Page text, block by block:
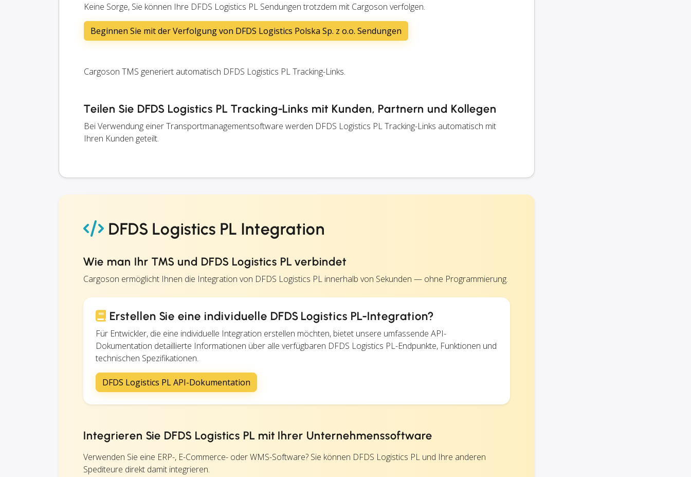
Keine Sorge, Sie können Ihre DFDS Logistics PL Sendungen trotzdem mit Cargoson verfolgen.
Beginnen Sie mit der Verfolgung von DFDS Logistics Polska Sp. z o.o. Sendungen
Cargoson TMS generiert automatisch DFDS Logistics PL Tracking-Links.
Teilen Sie DFDS Logistics PL Tracking-Links mit Kunden, Partnern und Kollegen
Bei Verwendung einer Transportmanagementsoftware werden DFDS Logistics PL Tracking-Links automatisch mit
Ihren Kunden geteilt.
DFDS Logistics PL Integration
Wie man Ihr TMS und DFDS Logistics PL verbindet
Cargoson ermöglicht Ihnen die Integration von DFDS Logistics PL innerhalb von Sekunden — ohne Programmierung.
Erstellen Sie eine individuelle DFDS Logistics PL-Integration?
Für Entwickler, die eine individuelle Integration erstellen möchten, bietet unsere umfassende API-
Dokumentation detaillierte Informationen über alle verfügbaren DFDS Logistics PL-Endpunkte, Funktionen und
technischen Spezifikationen.
DFDS Logistics PL API-Dokumentation
Integrieren Sie DFDS Logistics PL mit Ihrer Unternehmenssoftware
Verwenden Sie eine ERP-, E-Commerce- oder WMS-Software? Sie können DFDS Logistics PL und Ihre anderen
Spediteure direkt damit integrieren.